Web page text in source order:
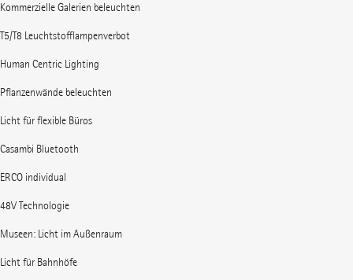
Kommerzielle Galerien beleuchten
T5/T8 Leuchtstofflampenverbot
Human Centric Lighting
Pflanzenwände beleuchten
Licht für flexible Büros
Casambi Bluetooth
ERCO individual
48V Technologie
Museen: Licht im Außenraum
Licht für Bahnhöfe